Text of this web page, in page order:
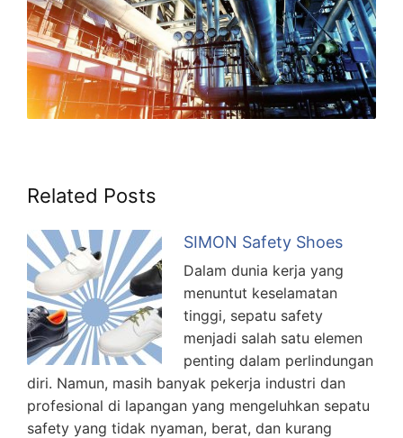
Related Posts
SIMON Safety Shoes
Dalam dunia kerja yang
menuntut keselamatan
tinggi, sepatu safety
menjadi salah satu elemen
penting dalam perlindungan
diri. Namun, masih banyak pekerja industri dan
profesional di lapangan yang mengeluhkan sepatu
safety yang tidak nyaman, berat, dan kurang